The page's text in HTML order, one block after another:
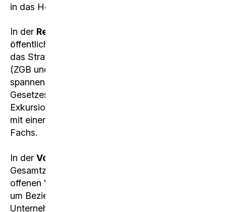
in das Hochschul-Studium.
In der Rechtskunde
öffentlichen Rechts, z.B. die Bundesverfassung,
das Strafrecht als auch Teile des Privatrechts
(ZGB und OR) behandelt. Viele konkrete
spannende Fälle werden unter Einbezug der
Gesetzestexte gelöst. Ein Besuch im Gericht, die
Exkursion in eine Strafanstalt sowie ein Gespräch
mit einem Anwalt sind einige Highlights dieses
Fachs.
In der Volkswirtschaftslehre
Gesamtzusammenhänge und Vorgänge einer
offenen Volkswirtschaft kennen. Dabei geht es
um Beziehungen zwischen Haushalten,
Unternehmen, Banken, dem Staat und anderen